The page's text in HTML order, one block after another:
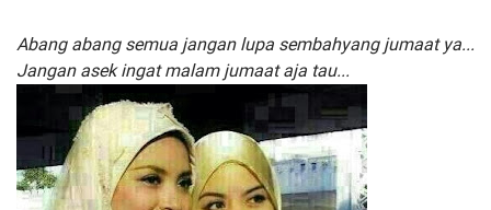
Abang abang semua jangan lupa sembahyang jumaat ya...
Jangan asek ingat malam jumaat aja tau...